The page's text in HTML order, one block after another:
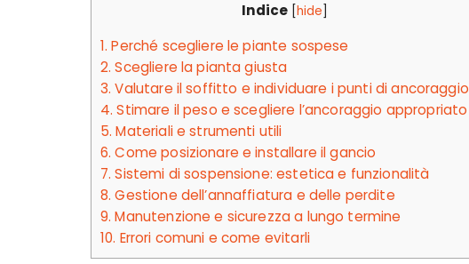
Indice [hide]
1. Perché scegliere le piante sospese
2. Scegliere la pianta giusta
3. Valutare il soffitto e individuare i punti di ancoraggio
4. Stimare il peso e scegliere l’ancoraggio appropriato
5. Materiali e strumenti utili
6. Come posizionare e installare il gancio
7. Sistemi di sospensione: estetica e funzionalità
8. Gestione dell’annaffiatura e delle perdite
9. Manutenzione e sicurezza a lungo termine
10. Errori comuni e come evitarli